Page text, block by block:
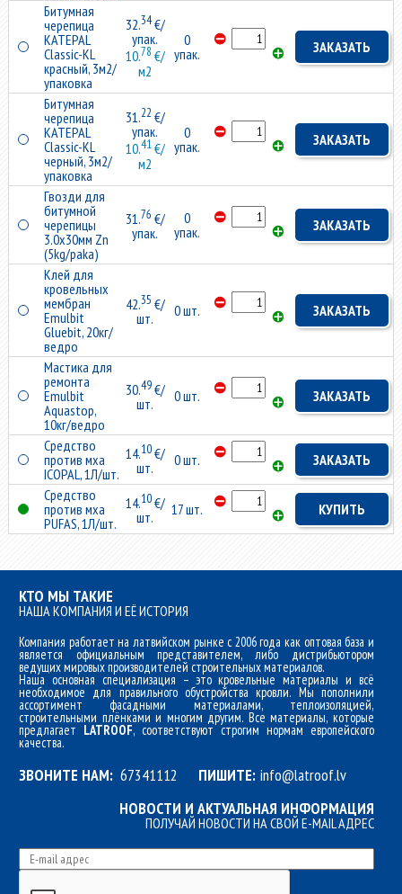
Битумная
черепица
KATEPAL
Classic-KL
красный, 3м2/
упаковка
32.34€/
упак.
10.78 €/
м2
0
упак.
ЗАКАЗАТЬ
Битумная
черепица
KATEPAL
Classic-KL
черный, 3м2/
упаковка
31.22€/
упак.
10.41€/
м2
0
упак.
ЗАКАЗАТЬ
Гвозди для
битумной
черепицы
3.0x30мм Zn
(5kg/paka)
31.76 €/
упак.
0
упак.
ЗАКАЗАТЬ
Клей для
кровельных
мембран
Emulbit
Gluebit, 20кг/
ведро
42.35 €/
шт.
0 шт. ЗАКАЗАТЬ
Мастика для
ремонта
Emulbit
Aquastop,
10кг/ведро
30.49€/
шт.
0 шт. ЗАКАЗАТЬ
Средство
против мха
ICOPAL, 1Л/шт.
14.10€/
шт.
0 шт.
ЗАКАЗАТЬ
Средство
против мха
PUFAS, 1Л/шт.
14.10€/
шт.
17 шт. КУПИТЬ
КТО МЫ ТАКИЕ
НАША КОМПАНИЯ И ЕЁ ИСТОРИЯ
Компания работает на латвийском рынке с 2006 года как оптовая база и
является официальным представителем, либо дистрибьютором
ведущих мировых производителей строительных материалов.
Наша основная специализация – это кровельные материалы и всё
необходимое для правильного обустройства кровли. Мы пополнили
ассортимент фасадными материалами, теплоизоляцией,
строительными плёнками и многим другим. Все материалы, которые
предлагает LATROOF, соответствуют строгим нормам европейского
качества.
ЗВОНИТЕ НАМ: 67341112 ПИШИТЕ: info@latroof.lv
НОВОСТИ И АКТУАЛЬНАЯ ИНФОРМАЦИЯ
ПОЛУЧАЙ НОВОСТИ НА СВОЙ E-MAIL АДРЕС